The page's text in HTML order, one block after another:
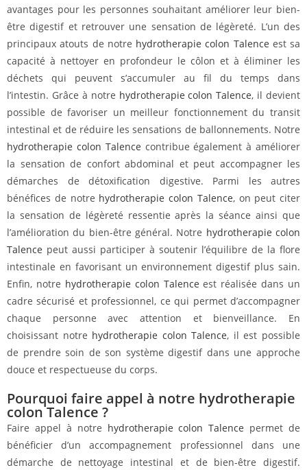
avantages pour les personnes souhaitant améliorer leur bien-
être digestif et retrouver une sensation de légèreté. L’un des
principaux atouts de notre hydrotherapie colon Talence est sa
capacité à nettoyer en profondeur le côlon et à éliminer les
déchets qui peuvent s’accumuler au fil du temps dans
l’intestin. Grâce à notre hydrotherapie colon Talence, il devient
possible de favoriser un meilleur fonctionnement du transit
intestinal et de réduire les sensations de ballonnements. Notre
hydrotherapie colon Talence contribue également à améliorer
la sensation de confort abdominal et peut accompagner les
démarches de détoxification digestive. Parmi les autres
bénéfices de notre hydrotherapie colon Talence, on peut citer
la sensation de légèreté ressentie après la séance ainsi que
l’amélioration du bien-être général. Notre hydrotherapie colon
Talence peut aussi participer à soutenir l’équilibre de la flore
intestinale en favorisant un environnement digestif plus sain.
Enfin, notre hydrotherapie colon Talence est réalisée dans un
cadre sécurisé et professionnel, ce qui permet d’accompagner
chaque personne avec attention et bienveillance. En
choisissant notre hydrotherapie colon Talence, il est possible
de prendre soin de son système digestif dans une approche
douce et respectueuse du corps.
Pourquoi faire appel à notre hydrotherapie
colon Talence ?
Faire appel à notre hydrotherapie colon Talence permet de
bénéficier d’un accompagnement professionnel dans une
démarche de nettoyage intestinal et de bien-être digestif.